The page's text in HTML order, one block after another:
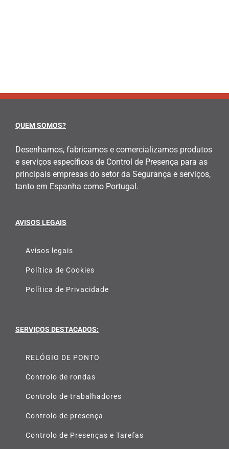
QUEM SOMOS?
Desenhamos, fabricamos e comercializamos produtos
e serviços específicos de Control de Presença para as
principais empresas do setor da Segurança e serviços,
tanto em Espanha como Portugal.
AVISOS LEGAIS
Avisos legais
Política de Cookies
Política de Privacidade
SERVIÇOS DESTACADOS:
RELÓGIO DE PONTO
Controlo de rondas
Controlo de trabalhadores
Controlo de presença
Controlo de Presenças e Tarefas